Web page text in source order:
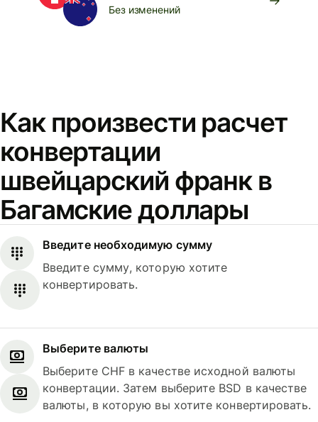
Без изменений
Как произвести расчет
конвертации
швейцарский франк в
Багамские доллары
Введите необходимую сумму
Введите сумму, которую хотите
конвертировать.
Выберите валюты
Выберите CHF в качестве исходной валюты
конвертации. Затем выберите BSD в качестве
валюты, в которую вы хотите конвертировать.